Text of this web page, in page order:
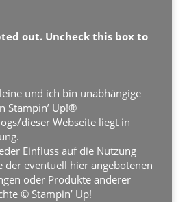
out. Uncheck this box to
und ich bin unabhängige
Stampin’ Up!®
dieser Webseite liegt in
Einfluss auf die Nutzung
der eventuell hier angebotenen
oder Produkte anderer
© Stampin’ Up!